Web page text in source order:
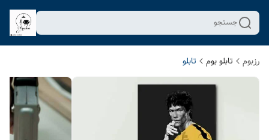
جستجو
رزبوم تابلو بوم تابلو